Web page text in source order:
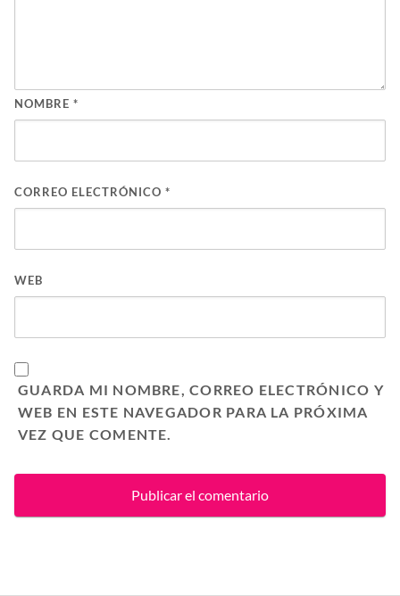
NOMBRE *
CORREO ELECTRÓNICO *
WEB
GUARDA MI NOMBRE, CORREO ELECTRÓNICO Y
WEB EN ESTE NAVEGADOR PARA LA PRÓXIMA
VEZ QUE COMENTE.